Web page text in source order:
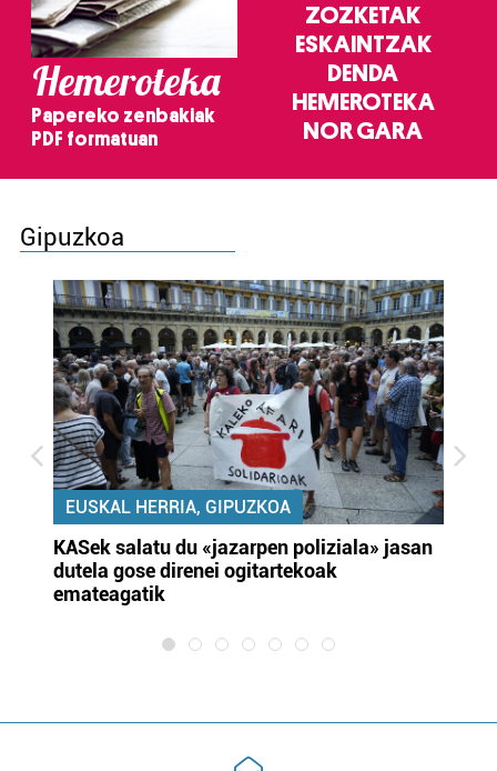
Hemeroteka
Papereko zenbakiak
PDF formatuan
ZOZKETAK
ESKAINTZAK
DENDA
HEMEROTEKA
NOR GARA
Gipuzkoa
EUSKAL HERRIA, GIPUZKOA
KASek salatu du «jazarpen poliziala» jasan
dutela gose direnei ogitartekoak
emateagatik